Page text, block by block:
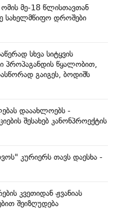
მე-18 წლისთავთან
სახელმწიფო დროშები
სხვა სიტყვის
პროპაგანდის წყალობით,
გაიგეს, ბოდიშს
დააახლოებს -
შესახებ კანონპროექტის
კურიერს თავს დაესხა -
კვეთიდან ჟვანიას
შეიზღუდება